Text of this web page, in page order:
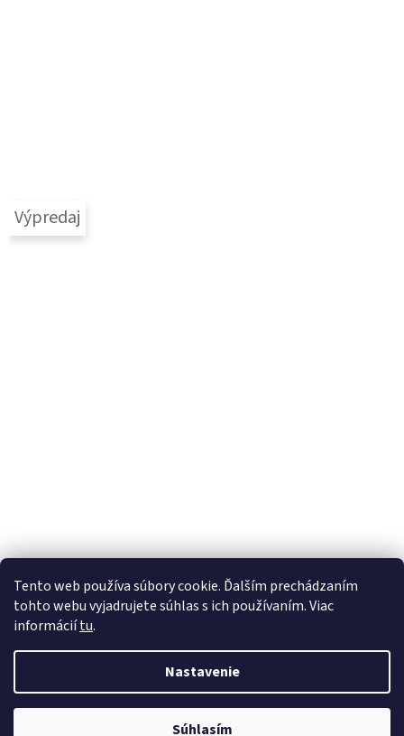
Tento web používa súbory cookie. Ďalším prechádzaním
tohto webu vyjadrujete súhlas s ich používaním. Viac
informáciítu.
Nastavenie
Súhlasím
Výpredaj
Vytvoril Shoptet
mojefarby.sk. Všetky práva vyhradené.